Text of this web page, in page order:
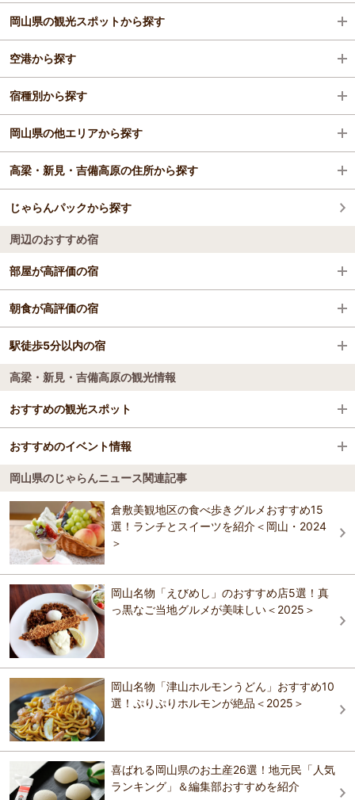
高梁・川上・成羽
新見駅
備中高梁駅
刑部駅
岡山県の観光スポットから探す
倉敷美観地区
岡山後楽園
岡山城
大原美術館
瀬戸大橋
おもちゃ王国
備中国分寺
池田動物園
空港から探す
岡山空港
宿種別から探す
ビジネスホテル
旅館
格安ホテル
岡山県の他エリアから探す
岡山・玉野・牛窓
倉敷・総社・井笠
津山・美作三湯・蒜山
高梁・新見・吉備高原の住所から探す
新見市
高梁市
じゃらんパックから探す
周辺のおすすめ宿
部屋が高評価の宿
倉敷アイビースクエア
レガロホテル岡山
WASHU BLUE RESORT 風籠かさご
岡山 後楽ホテル
あぶと倉敷館
花の宿 にしき園
倉敷国際ホテル
ペンション＆コテージ リゾートイン湯郷
三井ガーデンホテル岡山(2026年8月 全館リニュ
ーアルオープン)
朝食が高評価の宿
倉敷アイビースクエア
岡山シティホテル厚生町
岡山 後楽ホテル
あぶと倉敷館
花の宿 にしき園
倉敷国際ホテル
ペンション＆コテージ リゾートイン湯郷
三井ガーデンホテル岡山(2026年8月 全館リニュ
ーアルオープン)
ロイヤルパークホテル倉敷
駅徒歩5分以内の宿
レガロホテル岡山
ザ・ワンファイブ岡山
岡山 後楽ホテル
三井ガーデンホテル岡山(2026年8月 全館リニュ
ーアルオープン)
ロイヤルパークホテル倉敷
倉敷ステーションホテル
児島プチホテル
倉敷グローバルホテル
ＪＲ西日本グループ ヴィアイン岡山
高梁・新見・吉備高原の観光情報
おすすめの観光スポット
吹屋ふるさと村
4.0
おすすめの観光スポットガイドを見る
おすすめのイベント情報
備中たかはし松山踊り
370余年の歴史と伝統を誇る「備中たかはし松山踊り」が、備中高梁駅
前大通りで開催されます。高梁の街が、老若男女の踊り手で一色に染
まります。やぐらを中心とする輪の中に入って、踊り子たちと一緒に
踊ることもできます。
岡山県のじゃらんニュース関連記事
倉敷美観地区の食べ歩きグルメおすすめ15
選！ランチとスイーツを紹介＜岡山・2024
＞
岡山名物「えびめし」のおすすめ店5選！真
っ黒なご当地グルメが美味しい＜2025＞
岡山名物「津山ホルモンうどん」おすすめ10
選！ぷりぷりホルモンが絶品＜2025＞
喜ばれる岡山県のお土産26選！地元民「人気
ランキング」＆編集部おすすめを紹介